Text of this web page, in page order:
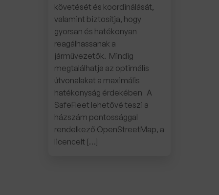
követését és koordinálását,
valamint biztosítja, hogy
gyorsan és hatékonyan
reagálhassanak a
járművezetők. Mindig
megtalálhatja az optimális
útvonalakat a maximális
hatékonyság érdekében A
SafeFleet lehetővé teszi a
házszám pontossággal
rendelkező OpenStreetMap, a
licencelt […]